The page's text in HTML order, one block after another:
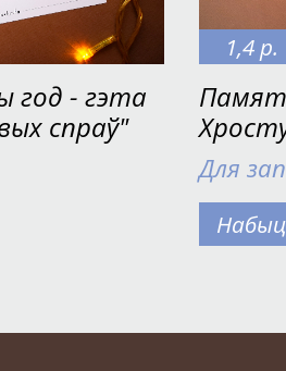
год - гэта
спраў"
1,4 р.
Для